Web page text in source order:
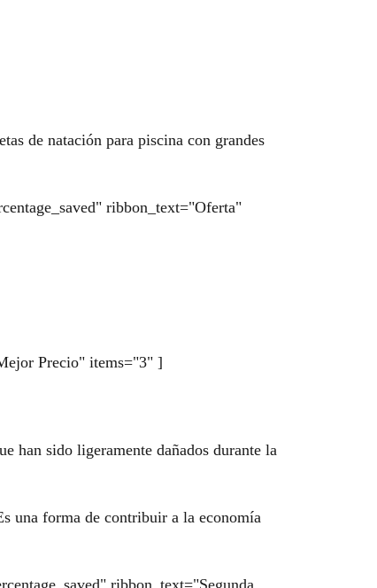
de natación para piscina con grandes
ribbon_text="Oferta"
Precio" items="3" ]
han sido ligeramente dañados durante la
una forma de contribuir a la economía